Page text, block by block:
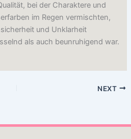
bei der Charaktere und
im Regen vermischten,
und Unklarheit
als auch beunruhigend war.
NEXT